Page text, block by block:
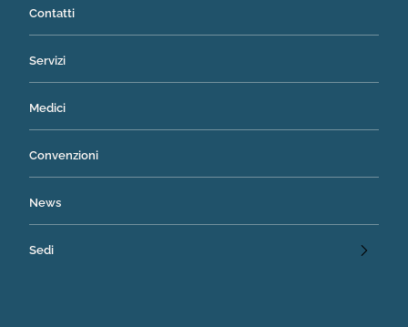
Contatti
Servizi
Medici
Convenzioni
News
Sedi